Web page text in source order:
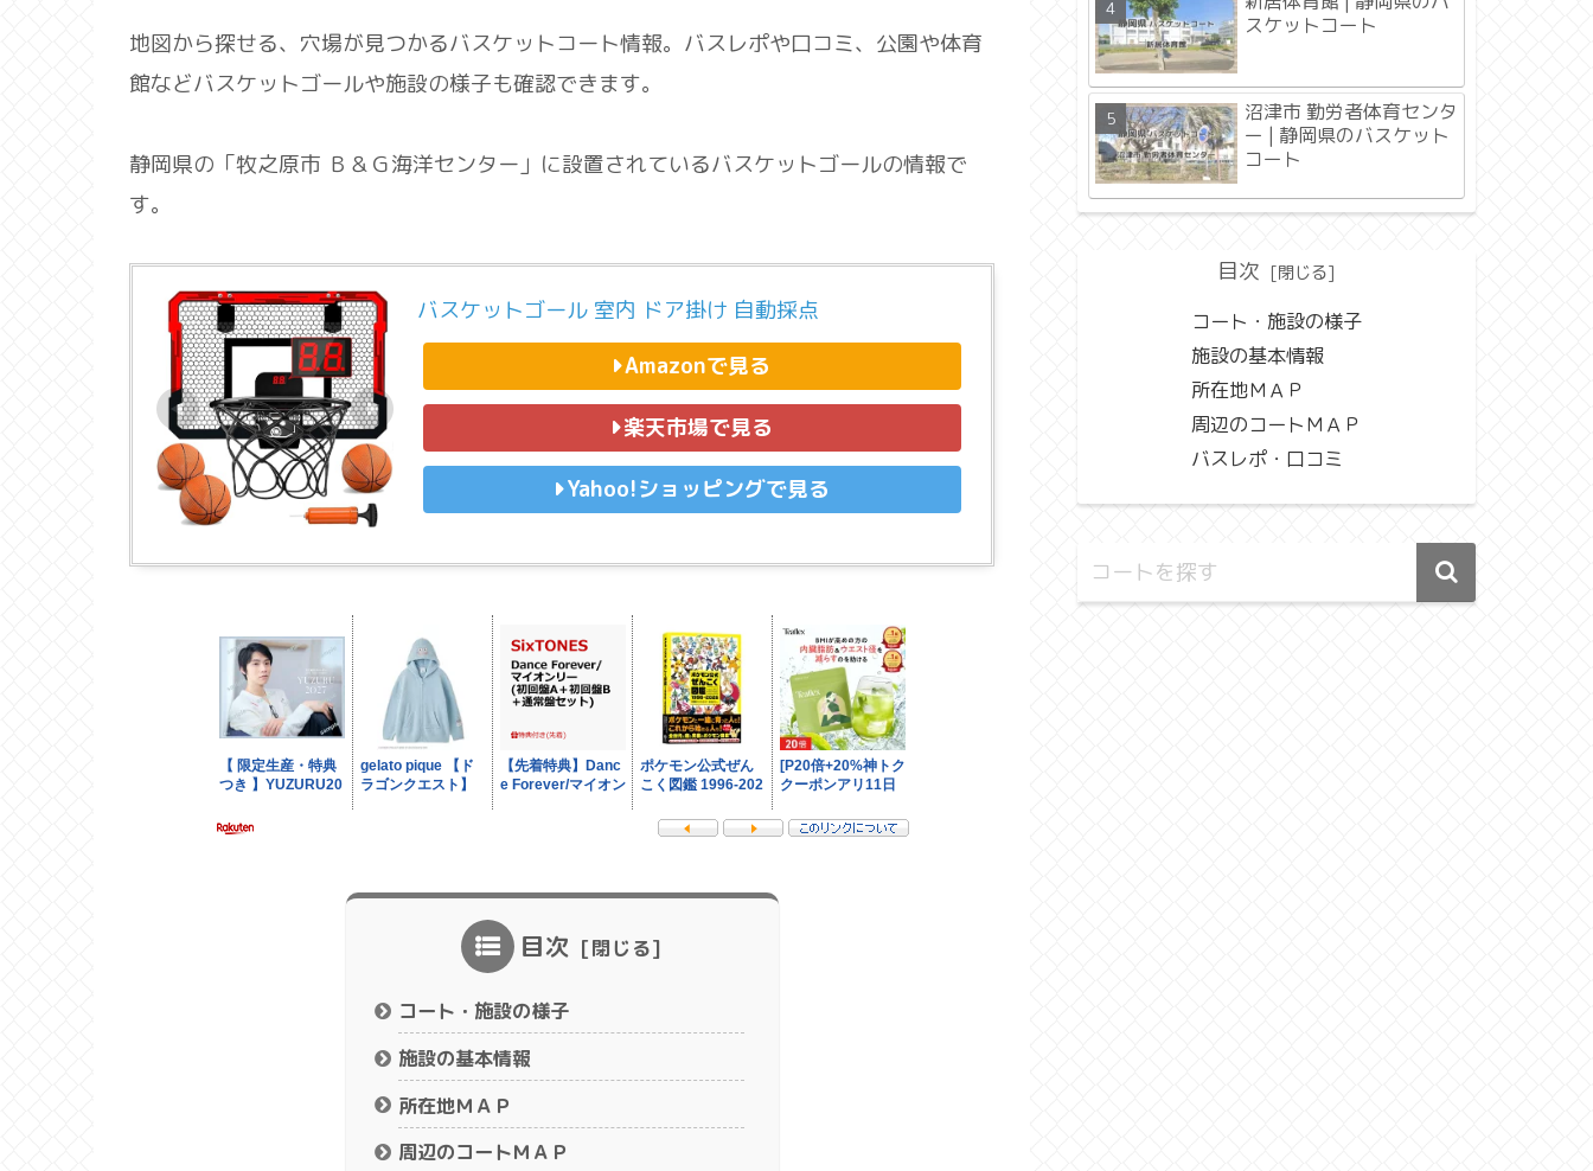
地図から探せる、穴場が見つかるバスケットコート情報。バスレポや口コミ、公園や体育
館などバスケットゴールや施設の様子も確認できます。
静岡県の「牧之原市 Ｂ＆Ｇ海洋センター」に設置されているバスケットゴールの情報で
す。
バスケットゴール 室内 ドア掛け 自動採点
Amazonで見る
楽天市場で見る
Yahoo!ショッピングで見る
目次
コート・施設の様子
施設の基本情報
所在地ＭＡＰ
周辺のコートＭＡＰ
スケットコート
沼津市 勤労者体育センタ
ー | 静岡県のバスケット
コート
目次
コート・施設の様子
施設の基本情報
所在地ＭＡＰ
周辺のコートＭＡＰ
バスレポ・口コミ